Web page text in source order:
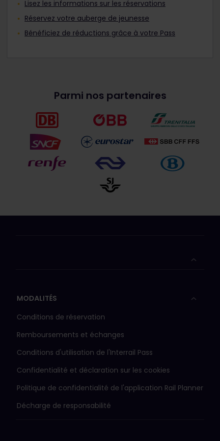
Lisez les informations sur les réservations
Réservez votre auberge de jeunesse
Bénéficiez de réductions grâce à votre Pass
Parmi nos partenaires
MODALITÉS
Conditions de réservation
Remboursements et échanges
Conditions d'utilisation de l'Interrail Pass
Confidentialité et déclaration sur les cookies
Politique de confidentialité de l'application Rail Planner
Décharge de responsabilité